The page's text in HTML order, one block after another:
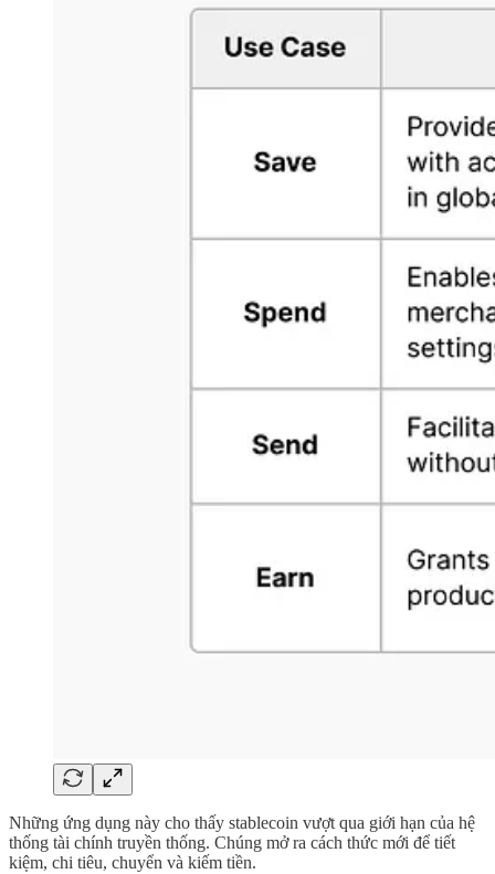
Những ứng dụng này cho thấy stablecoin vượt qua giới hạn của hệ
thống tài chính truyền thống. Chúng mở ra cách thức mới để tiết
kiệm, chi tiêu, chuyển và kiếm tiền.